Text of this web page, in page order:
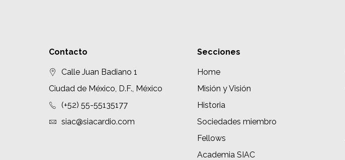
Contacto
Calle Juan Badiano 1
Ciudad de México, D.F., México
(+52) 55-55135177
siac@siacardio.com
Secciones
Home
Misión y Visión
Historia
Sociedades miembro
Fellows
Academia SIAC